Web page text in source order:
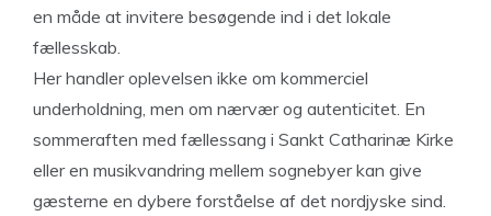
en måde at invitere besøgende ind i det lokale
fællesskab.
Her handler oplevelsen ikke om kommerciel
underholdning, men om nærvær og autenticitet. En
sommeraften med fællessang i Sankt Catharinæ Kirke
eller en musikvandring mellem sognebyer kan give
gæsterne en dybere forståelse af det nordjyske sind.